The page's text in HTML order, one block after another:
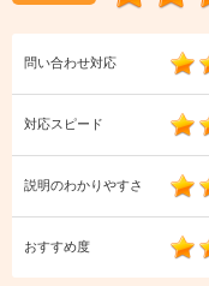
問い合わせ対応
対応スピード
説明のわかりやすさ
おすすめ度